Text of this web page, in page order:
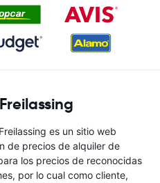
es un sitio web
de precios de alquiler de
los precios de reconocidas
por lo cual como cliente,